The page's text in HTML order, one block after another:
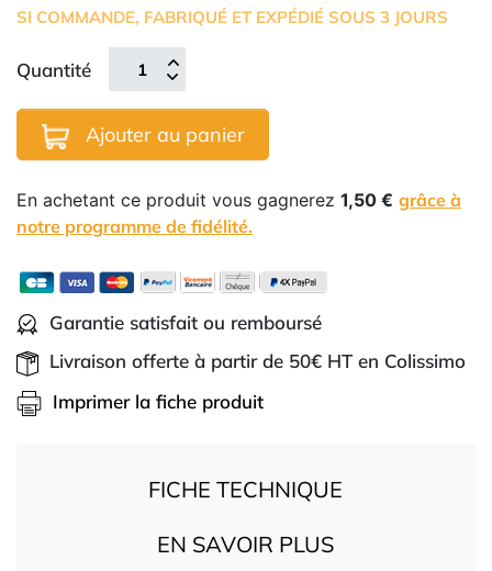
SI COMMANDE, FABRIQUÉ ET EXPÉDIÉ SOUS 3 JOURS
Quantité
Ajouter au panier
En achetant ce produit vous gagnerez 1,50 € grâce à
notre programme de fidélité.
Garantie satisfait ou remboursé
Livraison offerte à partir de 50€ HT en Colissimo
Imprimer la fiche produit
FICHE TECHNIQUE
EN SAVOIR PLUS